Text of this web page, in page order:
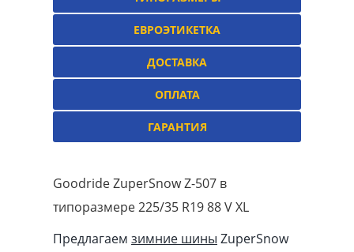
ЕВРОЭТИКЕТКА
ДОСТАВКА
ОПЛАТА
ГАРАНТИЯ
Goodride ZuperSnow Z-507 в
типоразмере 225/35 R19 88 V XL
Предлагаем зимние шины ZuperSnow